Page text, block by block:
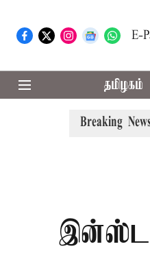
E-
தமிழகம்
Breaking
புதுச்சேரி